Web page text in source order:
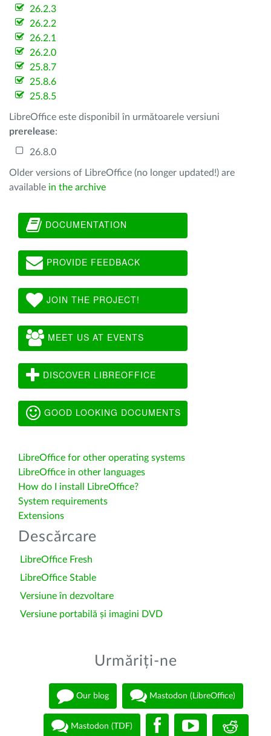
26.2.3
26.2.2
26.2.1
26.2.0
25.8.7
25.8.6
25.8.5
LibreOffice este disponibil în următoarele versiuni
prerelease:
26.8.0
Older versions of LibreOffice (no longer updated!) are
available in the archive
DOCUMENTATION
PROVIDE FEEDBACK
JOIN THE PROJECT!
MEET US AT EVENTS
DISCOVER LIBREOFFICE
GOOD LOOKING DOCUMENTS
LibreOffice for other operating systems
LibreOffice in other languages
How do I install LibreOffice?
System requirements
Extensions
Descărcare
LibreOffice Fresh
LibreOffice Stable
Versiune în dezvoltare
Versiune portabilă și imagini DVD
Urmăriți-ne
Our blog Mastodon (LibreOffice)
Mastodon (TDF)